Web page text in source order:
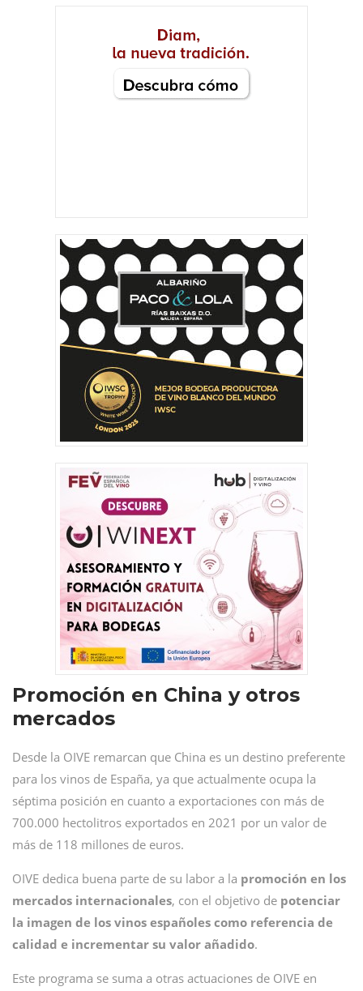
Promoción en China y otros
mercados
Desde la OIVE remarcan que China es un destino preferente
para los vinos de España, ya que actualmente ocupa la
séptima posición en cuanto a exportaciones con más de
700.000 hectolitros exportados en 2021 por un valor de
más de 118 millones de euros.
OIVE dedica buena parte de su labor a la promoción en los
mercados internacionales, con el objetivo de potenciar
la imagen de los vinos españoles como referencia de
calidad e incrementar su valor añadido.
Este programa se suma a otras actuaciones de OIVE en